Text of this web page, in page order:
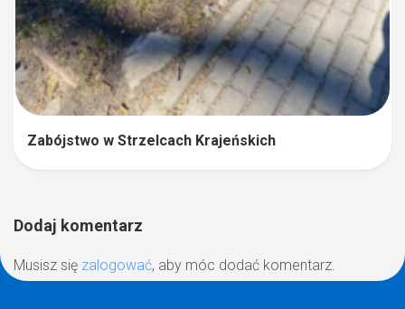
Zabójstwo w Strzelcach Krajeńskich
Dodaj komentarz
Musisz się zalogować, aby móc dodać komentarz.